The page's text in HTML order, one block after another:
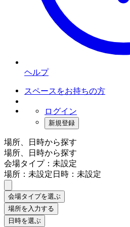
ヘルプ
スペースをお持ちの方
ログイン
新規登録
場所、日時から探す
場所、日時から探す
会場タイプ：未設定
場所：未設定日時：未設定
会場タイプを選ぶ
場所を入力する
日時を選ぶ